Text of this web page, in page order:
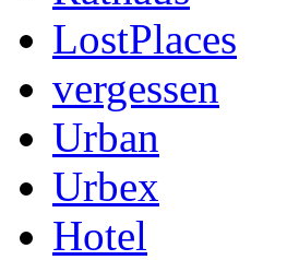
LostPlaces
vergessen
Urban
Urbex
Hotel